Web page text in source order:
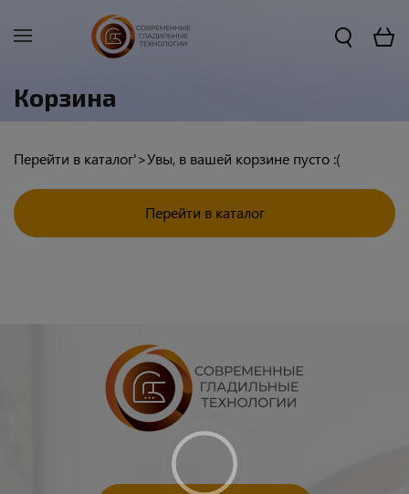
Корзина
Перейти в каталог'>Увы, в вашей корзине пусто :(
Перейти в каталог